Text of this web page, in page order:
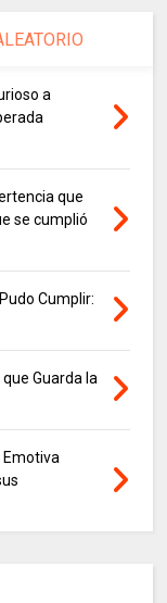
a
que
se cumplió
Cumplir:
Guarda la
Emotiva